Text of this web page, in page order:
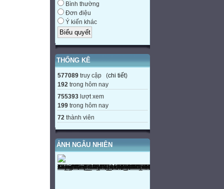
Bình thường
Đơn điệu
Ý kiến khác
THỐNG KÊ
577089 truy cập (chi tiết)
192 trong hôm nay
755393 lượt xem
199 trong hôm nay
72 thành viên
ẢNH NGẪU NHIÊN